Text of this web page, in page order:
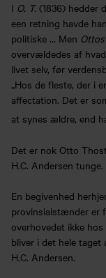
I O. T. (1836) hedder
een retning havde
politiske … Men Ottos
overvældedes af
livet selv, før
„Hos de fleste, der i
affectation. Det er
at synes ældre, end
Det er nok Otto
H.C. Andersen
En begivenhed
provinsialstænder er
overhovedet ikke
bliver i det hele
H.C. Andersen.